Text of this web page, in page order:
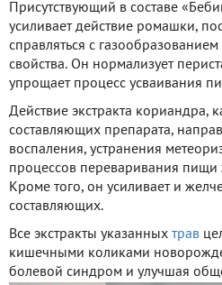
Присутствующий в составе
усиливает действие ромашки,
справляться с
свойства. Он нормализует
упрощает процесс усваивания
Действие экстракта кориандра,
составляющих препарата,
воспаления, устранения
процессов переваривания
Кроме того, он усиливает и
составляющих.
Все экстракты указанных трав
кишечными коликами
болевой синдром и улучшая